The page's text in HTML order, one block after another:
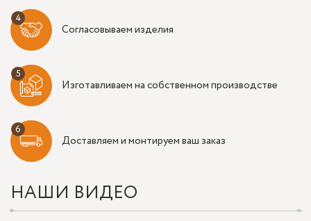
Согласовываем изделия
Изготавливаем на собственном производстве
Доставляем и монтируем ваш заказ
НАШИ ВИДЕО